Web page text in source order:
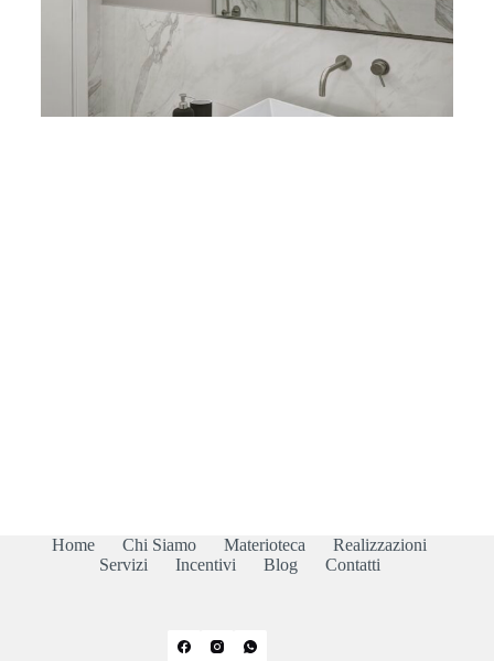
Home Chi Siamo Materioteca
Realizzazioni
Servizi
Incentivi Blog Contatti